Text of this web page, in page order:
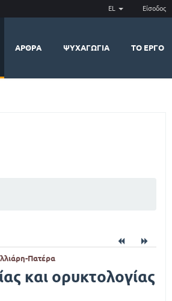
EL Είσοδος
ΆΡΘΡΑ ΨΥΧΑΓΩΓΊΑ ΤΟ ΈΡΓΟ
Πατέρα
και ορυκτολογίας